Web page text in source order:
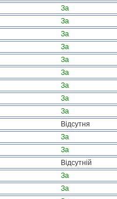
За
За
За
За
За
За
За
За
За
Відсутня
За
За
Відсутній
За
За